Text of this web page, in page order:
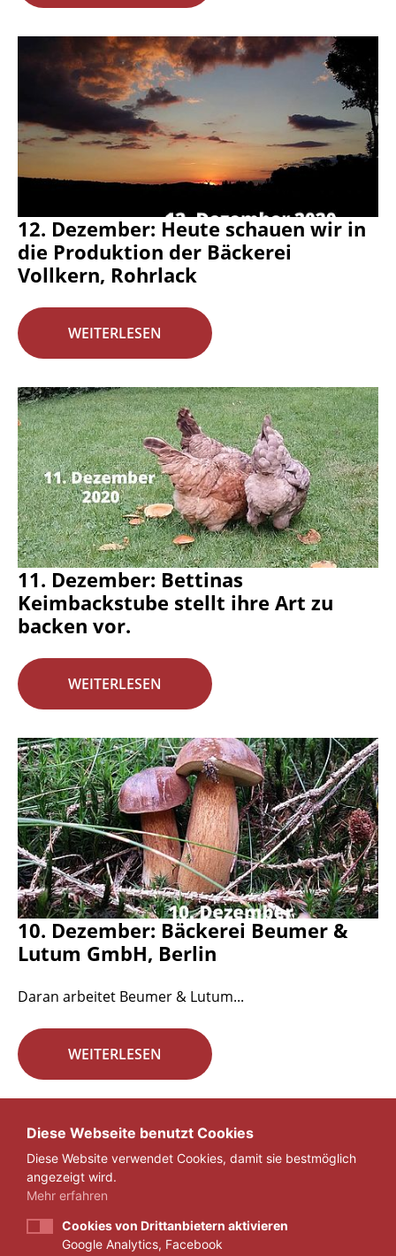
12. Dezember: Heute schauen wir in
die Produktion der Bäckerei
Vollkern, Rohrlack
WEITERLESEN
11. Dezember: Bettinas
Keimbackstube stellt ihre Art zu
backen vor.
WEITERLESEN
10. Dezember: Bäckerei Beumer &
Lutum GmbH, Berlin
Daran arbeitet Beumer & Lutum...
WEITERLESEN
« 1 ... 16 17 18 ... 29 »
Diese Webseite benutzt Cookies
Diese Website verwendet Cookies, damit sie bestmöglich
angezeigt wird.
Mehr erfahren
Cookies von Drittanbietern aktivieren
Google Analytics, Facebook